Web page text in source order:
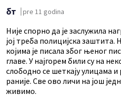
бт pre 11 godina
Није спорно да је заслужила
јој треба полицијска
којима је писала због њеног
главе. У најгорем били су на
слободно се шеткају улицама
раније. Све ово личи на још
живимо.